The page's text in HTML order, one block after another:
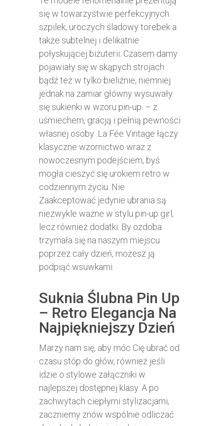
się w towarzystwie perfekcyjnych
szpilek, uroczych śladowy torebek a
także subtelnej i delikatnie
połyskującej biżuterii. Czasem damy
pojawiały się w skąpych strojach
bądź też w tylko bieliźnie, niemniej
jednak na zamiar główny wysuwały
się sukienki w wzoru pin-up. – z
uśmiechem, gracją i pełnią pewności
własnej osoby .La Fée Vintage łączy
klasyczne wzornictwo wraz z
nowoczesnym podejściem, byś
mogła cieszyć się urokiem retro w
codziennym życiu. Nie
Zaakceptować jedynie ubrania są
niezwykle ważne w stylu pin-up girl,
lecz również dodatki. By ozdoba
trzymała się na naszym miejscu
poprzez cały dzień, możesz ją
podpiąć wsuwkami.
Suknia Ślubna Pin Up
– Retro Elegancja Na
Najpiękniejszy Dzień
Marzy nam się, aby móc Cię ubrać od
czasu stóp do głów, również jeśli
idzie o stylowe załączniki w
najlepszej dostępnej klasy. A po
zachwytach ciepłymi stylizacjami,
zaczniemy znów wspólnie odliczać